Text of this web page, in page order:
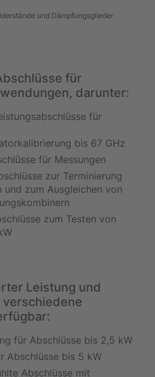
und Dämpfungsglieder
für
darunter:
für
bis 67 GHz
für Messungen
zur Terminierung
und zum Ausgleichen von
zum Testen von
Leistung und
für Abschlüsse bis 2,5 kW
Abschlüsse bis 5 kW
Abschlüsse mit